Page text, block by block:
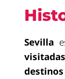
Sevilla